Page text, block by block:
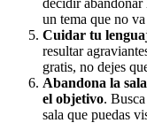
un tema que no
Cuidar tu
resultar
gratis, no dejes
Abandona la
el objetivo.
sala que puedas